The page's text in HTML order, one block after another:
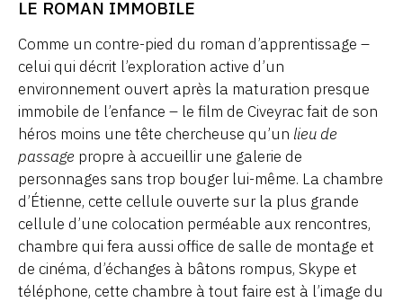
LE ROMAN IMMOBILE
Comme un contre-pied du roman d’apprentissage –
celui qui décrit l’exploration active d’un
environnement ouvert après la maturation presque
immobile de l’enfance – le film de Civeyrac fait de son
héros moins une tête chercheuse qu’un lieu de
passage propre à accueillir une galerie de
personnages sans trop bouger lui-même. La chambre
d’Étienne, cette cellule ouverte sur la plus grande
cellule d’une colocation perméable aux rencontres,
chambre qui fera aussi office de salle de montage et
de cinéma, d’échanges à bâtons rompus, Skype et
téléphone, cette chambre à tout faire est à l’image du